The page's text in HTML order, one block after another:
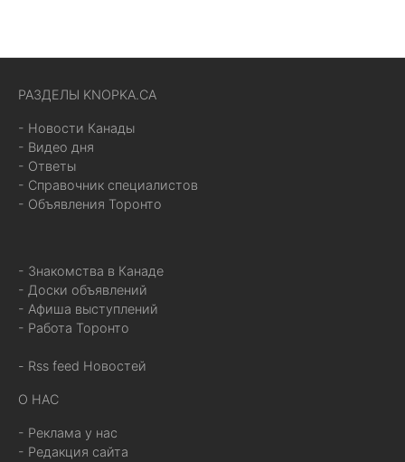
РАЗДЕЛЫ KNOPKA.CA
- Новости Канады
- Видео дня
- Ответы
- Справочник специалистов
- Объявления Торонто
- Знакомства в Канаде
- Доски объявлений
- Афиша выступлений
- Работа Торонто
- Rss feed Новостей
О НАС
- Реклама у нас
- Редакция сайта